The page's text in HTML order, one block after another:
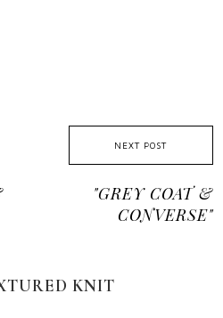
NEXT POST
"GREY COAT &
CONVERSE"
KNIT